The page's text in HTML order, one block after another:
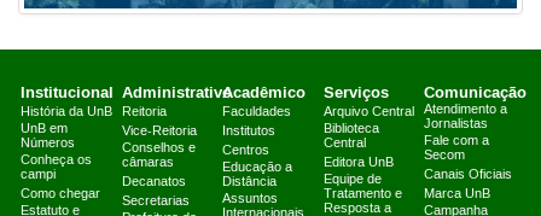
Institucional
História da UnB
UnB em
Números
Conheça os
campi
Como chegar
Estatuto e
Administrativo
Reitoria
Vice-Reitoria
Conselhos e
câmaras
Decanatos
Secretarias
Acadêmico
Faculdades
Institutos
Centros
Educação a
Distância
Assuntos
Serviços
Arquivo Central
Biblioteca
Central
Editora UnB
Equipe de
Tratamento e
Resposta a
Comunicação
Atendimento a
Jornalistas
Fale com a
Secom
Canais Oficiais
Marca UnB
Campanha